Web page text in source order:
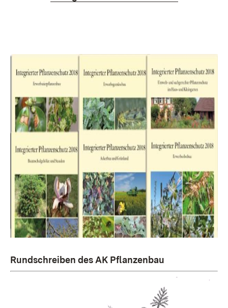
Rundschreiben des AK Pflanzenbau